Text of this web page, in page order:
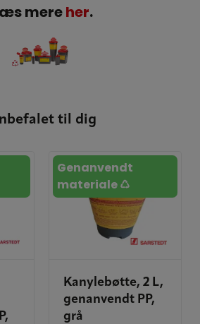
mereher.
til dig
Genanvendt
materiale ♺
Kanylebøtte, 2 L,
genanvendt PP,
grå